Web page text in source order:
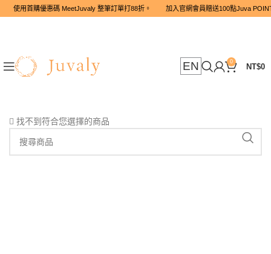
使用首購優惠碼 MeetJuvaly 整筆訂單打88折。 加入官網會員
EN 0
NT$0
找不到符合您選擇的商品